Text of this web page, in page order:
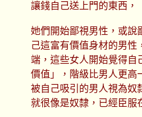
讓錢自己送上門的東西，
她們開始鄙視男性，或說
己這富有價值身材的男性
端，這些女人開始覺得自
價值」，階級比男人更高
被自己吸引的男人視為奴
就很像是奴隸，已經臣服